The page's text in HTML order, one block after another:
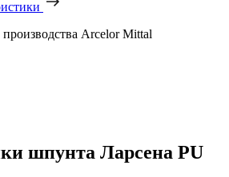
Arcelor Mittal
шпунта Ларсена PU